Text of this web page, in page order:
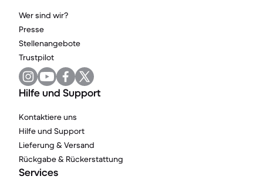
Wer sind wir?
Presse
Stellenangebote
Trustpilot
Hilfe und Support
Kontaktiere uns
Hilfe und Support
Lieferung & Versand
Rückgabe & Rückerstattung
Services